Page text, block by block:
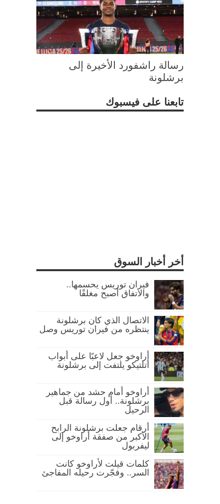
رسالة راشفورد الأخيرة إلى
برشلونة
تابعنا على فيسبوك
أخر أخبار السوق
فيران توريس يحسمها..
والاتفاق أصبح مغلقًا
الاتصال الذي كان برشلونة
ينتظره من فيران توريس وصل
أراوخو جعل لاعبًا على أبواب
أتلتيكو يلتفت إلى برشلونة
أراوخو أمام حشد من جماهير
برشلونة.. أول رسالة قبل
الرحيل
أرقام جعلت برشلونة الرابح
الأكبر من صفقة أراوخو إلى
ليفربول
كلمات قيلت لأراوخو كانت
السر.. وفجّرت رحيله المفاجئ